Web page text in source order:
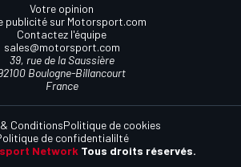
Votre opinion
publicité sur Motorsport.com
Contactez l'équipe
sales@motorsport.com
39, rue de la Saussière
Boulogne-Billancourt
France
Network Tous droits réservés.
ConditionsPolitique de cookies
de confidentialilté